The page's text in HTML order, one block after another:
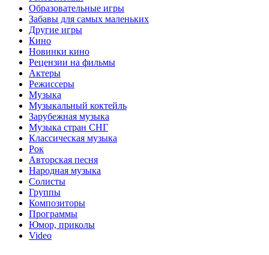
Образовательные игры
Забавы для самых маленьких
Другие игры
Кино
Новинки кино
Рецензии на фильмы
Актеры
Режиссеры
Музыка
Музыкальный коктейль
Зарубежная музыка
Музыка стран СНГ
Классическая музыка
Рок
Авторская песня
Народная музыка
Солисты
Группы
Композиторы
Программы
Юмор, приколы
Video